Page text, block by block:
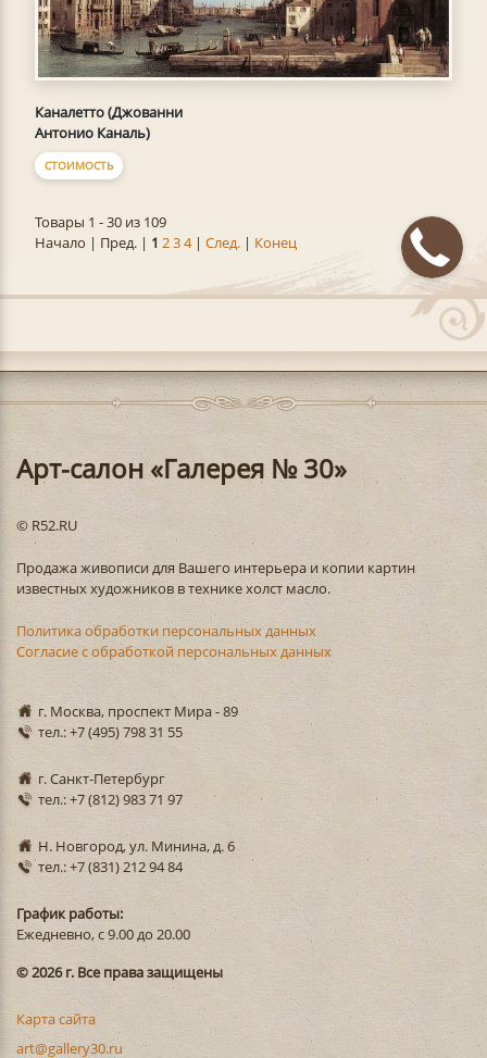
Каналетто (Джованни
Антонио Каналь)
СТОИМОСТЬ
Товары 1 - 30 из 109
Начало | Пред. | 1 234| След. | Конец
Арт-салон «Галерея № 30»
© R52.RU
Продажа живописи для Вашего интерьера и копии картин
известных художников в технике холст масло.
Политика обработки персональных данных
Согласие с обработкой персональных данных
г. Москва, проспект Мира - 89
тел.: +7 (495) 798 31 55
г. Санкт-Петербург
тел.: +7 (812) 983 71 97
Н. Новгород, ул. Минина, д. 6
тел.: +7 (831) 212 94 84
График работы:
Ежедневно, с 9.00 до 20.00
© 2026 г. Все права защищены
Карта сайта
art@gallery30.ru